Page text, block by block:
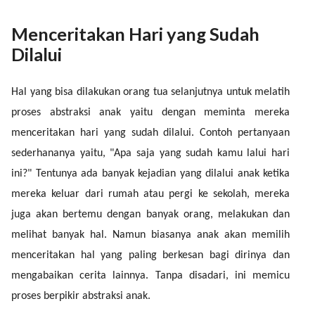
Menceritakan Hari yang Sudah
Dilalui
Hal yang bisa dilakukan orang tua selanjutnya untuk melatih
proses abstraksi anak yaitu dengan meminta mereka
menceritakan hari yang sudah dilalui. Contoh pertanyaan
sederhananya yaitu, "Apa saja yang sudah kamu lalui hari
ini?" Tentunya ada banyak kejadian yang dilalui anak ketika
mereka keluar dari rumah atau pergi ke sekolah, mereka
juga akan bertemu dengan banyak orang, melakukan dan
melihat banyak hal. Namun biasanya anak akan memilih
menceritakan hal yang paling berkesan bagi dirinya dan
mengabaikan cerita lainnya. Tanpa disadari, ini memicu
proses berpikir abstraksi anak.